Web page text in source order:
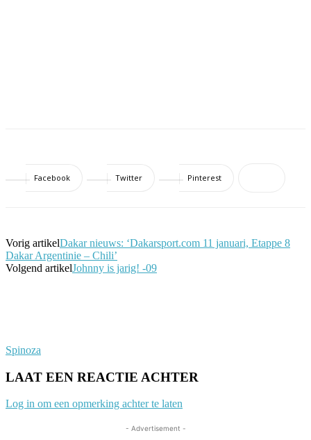
Facebook Twitter Pinterest
Vorig artikelDakar nieuws: ‘Dakarsport.com 11 januari, Etappe 8
Dakar Argentinie – Chili’
Volgend artikelJohnny is jarig! -09
Spinoza
LAAT EEN REACTIE ACHTER
Log in om een opmerking achter te laten
- Advertisement -